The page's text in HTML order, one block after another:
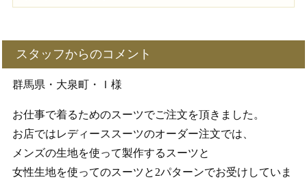
スタッフからのコメント
群馬県・大泉町・Ｉ様
お仕事で着るためのスーツでご注文を頂きました。
お店ではレディーススーツのオーダー注文では、
メンズの生地を使って製作するスーツと
女性生地を使ってのスーツと2パターンでお受けしていま